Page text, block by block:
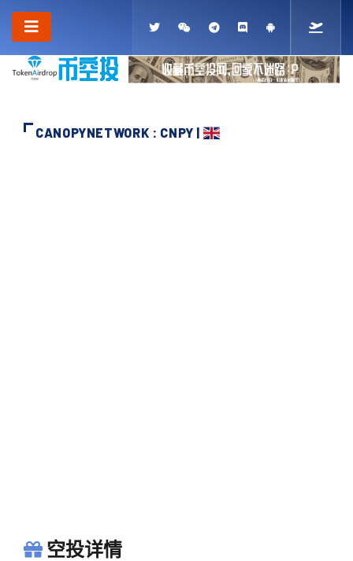
CANOPYNETWORK : CNPY |
空投详情